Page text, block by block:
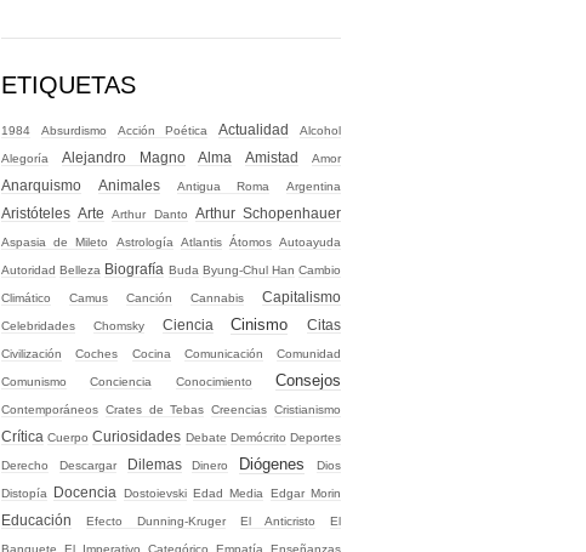
ETIQUETAS
1984 Absurdismo Acción Poética Actualidad Alcohol
Alegoría Alejandro Magno Alma Amistad Amor
Anarquismo Animales Antigua Roma Argentina
Aristóteles Arte Arthur Danto Arthur Schopenhauer
Aspasia de Mileto Astrología Atlantis Átomos Autoayuda
Autoridad Belleza Biografía Buda Byung-Chul Han Cambio
Climático Camus Canción Cannabis Capitalismo
Celebridades Chomsky Ciencia Cinismo Citas
Civilización Coches Cocina Comunicación Comunidad
Comunismo Conciencia Conocimiento Consejos
Contemporáneos Crates de Tebas Creencias Cristianismo
Crítica Cuerpo Curiosidades Debate Demócrito Deportes
Derecho Descargar Dilemas Dinero Diógenes Dios
Distopía Docencia Dostoievski Edad Media Edgar Morin
Educación Efecto Dunning-Kruger El Anticristo El
Banquete El Imperativo Categórico Empatía Enseñanzas